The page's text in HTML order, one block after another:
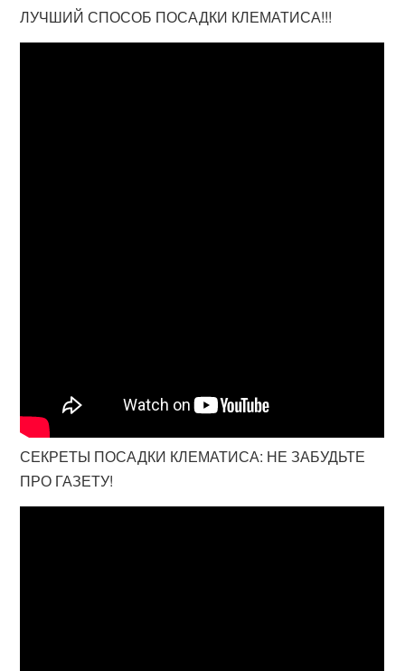
ЛУЧШИЙ СПОСОБ ПОСАДКИ КЛЕМАТИСА!!!
СЕКРЕТЫ ПОСАДКИ КЛЕМАТИСА: НЕ ЗАБУДЬТЕ
ПРО ГАЗЕТУ!